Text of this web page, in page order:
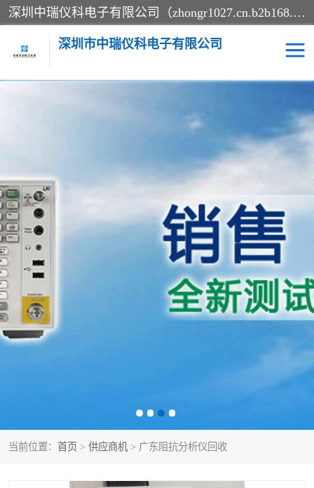
深圳中瑞仪科电子有限公司（zhongr1027.cn.b2b168.com）主要从事回收二手仪器，工厂仪器，回收示波器，KeysightE4980A，FLUKE754，MT8852B，IFR3920，Agilent N4010A，MT8852B等业务，全国统一热线：13570873835。深圳中瑞仪科电子有限公司整批或单出，专业评估高价回收工厂闲置仪器。
深圳市中瑞仪科电子有限公司
当前位置： 首页 > 供应商机 > 广东阻抗分析仪回收
测试仪
信号发生器
电阻-功率计 频谱分析仪
万用表 综合测试仪
蓝牙测试仪 网络分析仪
过程校验仪 电桥测试仪
泰克示波器
函数信号发生器
校准仪 阻抗分析仪